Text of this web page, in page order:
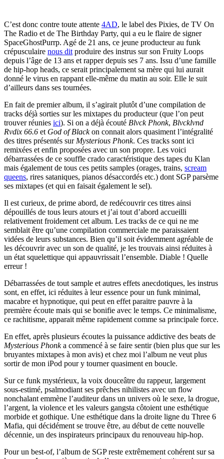
C’est donc contre toute attente 4AD, le label des Pixies, de TV On
The Radio et de The Birthday Party, qui a eu le flaire de signer
SpaceGhostPurrp. Agé de 21 ans, ce jeune producteur au funk
crépusculaire nous dit produire des instrus sur son Fruity Loops
depuis l’âge de 13 ans et rapper depuis ses 7 ans. Issu d’une famille
de hip-hop heads, ce serait principalement sa mère qui lui aurait
donné le virus en rappant elle-même du matin au soir. Elle le suit
d’ailleurs dans ses tournées.
En fait de premier album, il s’agirait plutôt d’une compilation de
tracks déjà sorties sur les mixtapes du producteur (que l’on peut
trouver réunies ici). Si on a déjà écouté Blvck Phonk, Blvcklvnd
Rvdix 66.6 et God of Blackon connait alors quasiment l’intégralité
des titres présentés sur Mysterious Phonk. Ces tracks sont ici
remixées et enfin proposées avec un son propre. Les voici
débarrassées de ce souffle crado caractéristique des tapes du Klan
mais également de tous ces petits samples (orages, trains, scream
queens, rires sataniques, pianos désaccordés etc.) dont SGP parsème
ses mixtapes (et qui en faisait également le sel).
Il est curieux, de prime abord, de redécouvrir ces titres ainsi
dépouillés de tous leurs atours et j’ai tout d’abord accueilli
relativement froidement cet album. Les tracks de ce qui ne me
semblait être qu’une compilation commerciale me paraissaient
vidées de leurs substances. Bien qu’il soit évidemment agréable de
les découvrir avec un son de qualité, je les trouvais ainsi réduites à
un état squelettique qui appauvrissait l’ensemble. Diable ! Quelle
erreur !
Débarrassées de tout sample et autres effets anecdotiques, les instrus
sont, en effet, ici réduites à leur essence pour un funk minimal,
macabre et hypnotique, qui peut en effet paraitre pauvre à la
première écoute mais qui se bonifie avec le temps. Ce minimalisme,
ce rachitisme, apparait même rapidement comme sa principale force.
En effet, après plusieurs écoutes la puissance addictive des beats de
Mysterious Phonka commencé à se faire sentir (bien plus que sur les
bruyantes mixtapes à mon avis) et chez moi l’album ne veut plus
sortir de mon iPod pour y tourner quasiment en boucle.
Sur ce funk mystérieux, la voix douceâtre du rappeur, largement
sous-estimé, psalmodiant ses prêches nihilistes avec un flow
nonchalant emmène l’auditeur dans un univers où le sexe, la drogue,
l’argent, la violence et les valeurs gangsta côtoient une esthétique
morbide et gothique. Une esthétique dans la droite ligne du Three 6
Mafia, qui décidément se trouve être, au début de cette nouvelle
décennie, un des inspirateurs principaux du renouveau hip-hop.
Pour un best-of, l’album de SGP reste extrêmement cohérent sur sa